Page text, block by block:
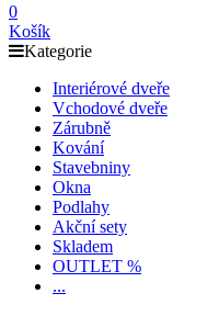
0
Košík
Kategorie
Interiérové dveře
Vchodové dveře
Zárubně
Kování
Stavebniny
Okna
Podlahy
Akční sety
Skladem
OUTLET %
...